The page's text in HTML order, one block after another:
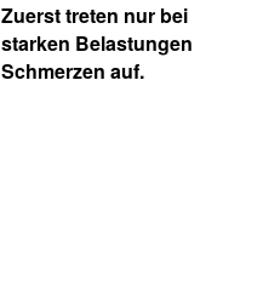
Zuerst treten nur bei
starken Belastungen
Schmerzen auf.